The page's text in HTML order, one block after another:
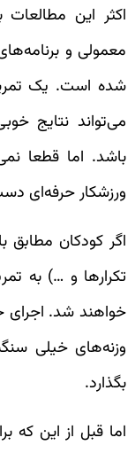
اکثر این مطالعات
معمولی و
می‌تواند نتایج
باشد. اما قطعا
ورزشکار حرفه‌ای
اگر کودکان مطابق
تکرارها و …) به
خواهند شد. اجرای
وزنه‌های خیلی
بگذارد.
اما قبل از این که